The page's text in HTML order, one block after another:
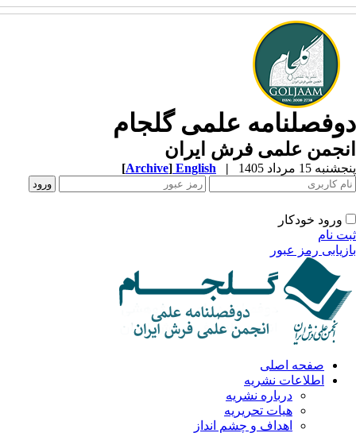
علمی گلجام
علمی فرش ایران
15 مرداد 1405 |
English
[Archive]
ورود خودکار
نام
رمز عبور
صفحه اصلی
اطلاعات نشریه
درباره نشریه
هیات تحریریه
اهداف و چشم انداز